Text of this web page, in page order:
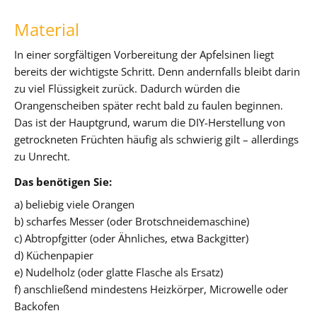
Material
In einer sorgfältigen Vorbereitung der Apfelsinen liegt
bereits der wichtigste Schritt. Denn andernfalls bleibt darin
zu viel Flüssigkeit zurück. Dadurch würden die
Orangenscheiben später recht bald zu faulen beginnen.
Das ist der Hauptgrund, warum die DIY-Herstellung von
getrockneten Früchten häufig als schwierig gilt – allerdings
zu Unrecht.
Das benötigen Sie:
a) beliebig viele Orangen
b) scharfes Messer (oder Brotschneidemaschine)
c) Abtropfgitter (oder Ähnliches, etwa Backgitter)
d) Küchenpapier
e) Nudelholz (oder glatte Flasche als Ersatz)
f) anschließend mindestens Heizkörper, Microwelle oder
Backofen